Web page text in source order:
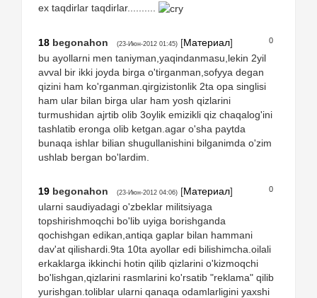
ex taqdirlar taqdirlar..........
0
18 begonahon (23-Июн-2012 01:45) [Материал]
bu ayollarni men taniyman,yaqindanmasu,lekin 2yil
avval bir ikki joyda birga o'tirganman,sofyya degan
qizini ham ko'rganman.qirgizistonlik 2ta opa singlisi
ham ular bilan birga ular ham yosh qizlarini
turmushidan ajrtib olib 3oylik emizikli qiz chaqalog'ini
tashlatib eronga olib ketgan.agar o'sha paytda
bunaqa ishlar bilian shugullanishini bilganimda o'zim
ushlab bergan bo'lardim.
0
19 begonahon (23-Июн-2012 04:06) [Материал]
ularni saudiyadagi o'zbeklar militsiyaga
topshirishmoqchi bo'lib uyiga borishganda
qochishgan edikan,antiqa gaplar bilan hammani
dav'at qilishardi.9ta 10ta ayollar edi bilishimcha.oilali
erkaklarga ikkinchi hotin qilib qizlarini o'kizmoqchi
bo'lishgan,qizlarini rasmlarini ko'rsatib "reklama" qilib
yurishgan.toliblar ularni qanaqa odamlarligini yaxshi